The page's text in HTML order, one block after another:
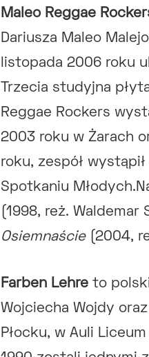
Maleo Reggae
Dariusza Maleo
listopada 2006 roku
Trzecia studyjna
Reggae Rockers
2003 roku w Żarach
roku, zespół
Spotkaniu
(1998, reż. Waldemar
Osiemnaście (2004,
Farben Lehre to
Wojciecha Wojdy
Płocku, w Auli